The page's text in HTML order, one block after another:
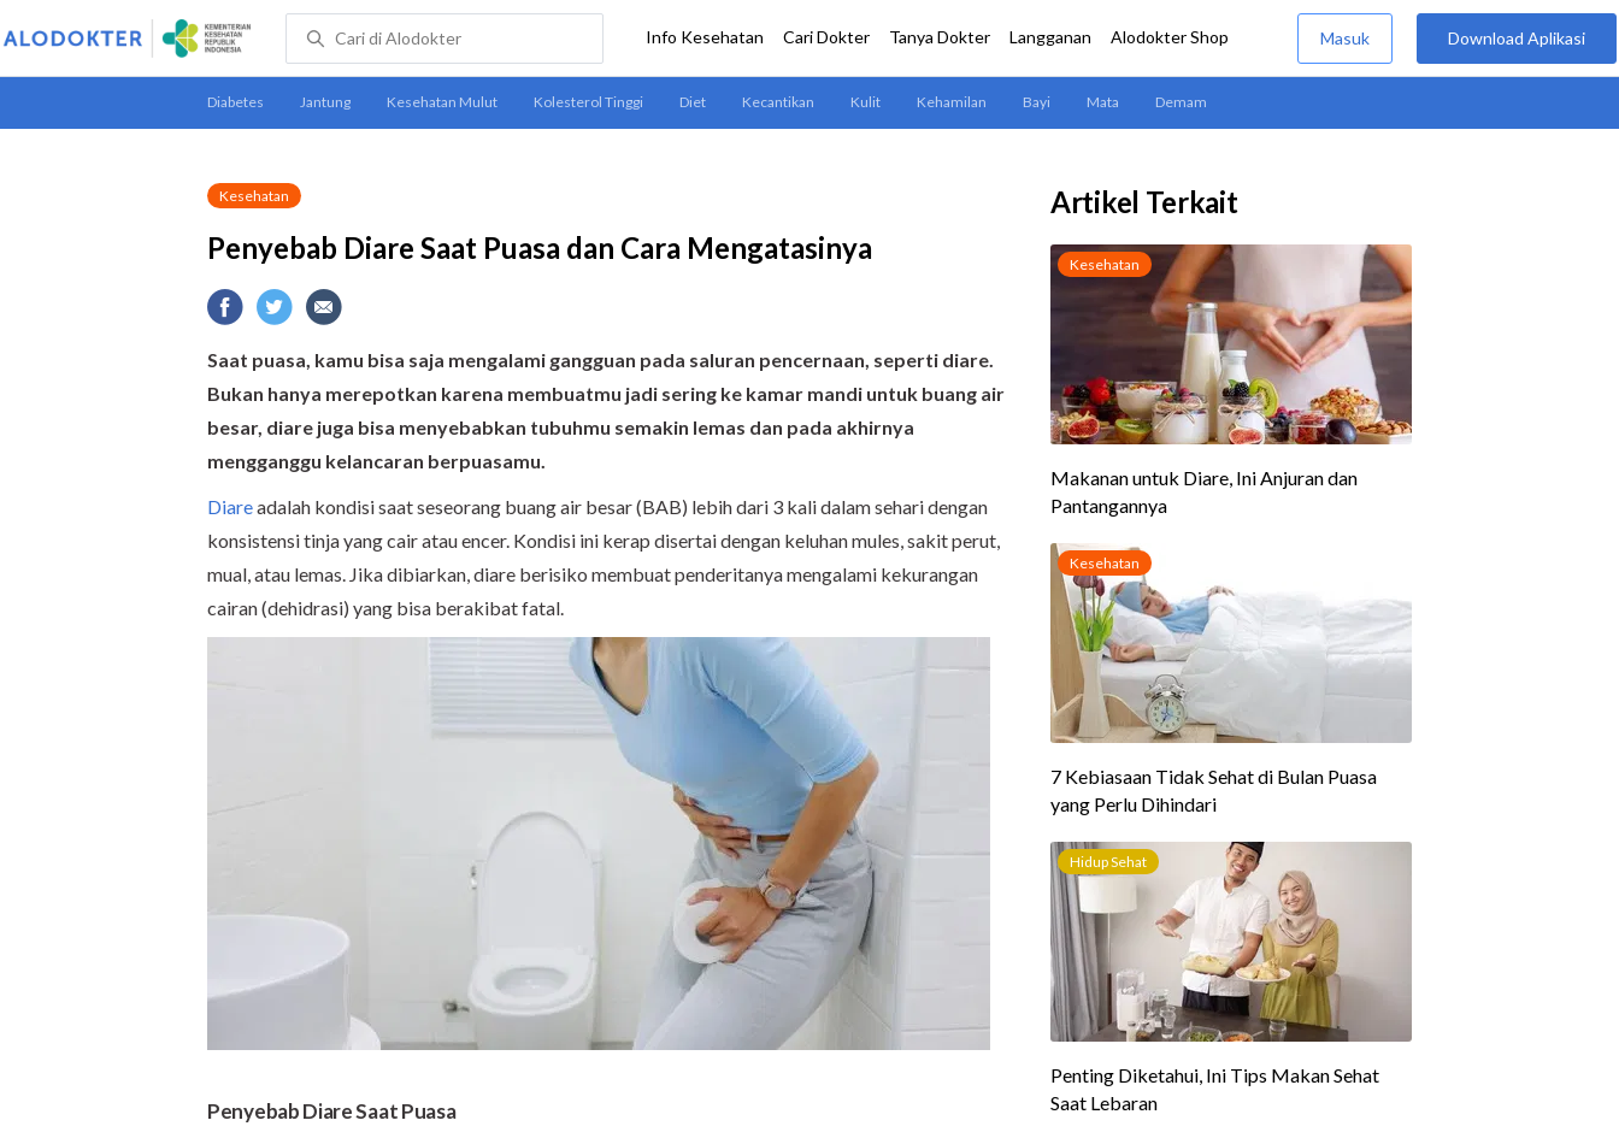
Kesehatan
Penyebab Diare Saat Puasa dan Cara Mengatasinya
Saat puasa, kamu bisa saja mengalami gangguan pada saluran pencernaan, seperti diare.
Bukan hanya merepotkan karena membuatmu jadi sering ke kamar mandi untuk buang air
besar, diare juga bisa menyebabkan tubuhmu semakin lemas dan pada akhirnya
mengganggu kelancaran berpuasamu.
Diareadalah kondisi saat seseorang buang air besar (BAB) lebih dari 3 kali dalam sehari dengan
konsistensi tinja yang cair atau encer. Kondisi ini kerap disertai dengan keluhan mules, sakit perut,
mual, atau lemas. Jika dibiarkan, diare berisiko membuat penderitanya mengalami kekurangan
cairan (dehidrasi) yang bisa berakibat fatal.
Penyebab Diare Saat Puasa
Artikel Terkait